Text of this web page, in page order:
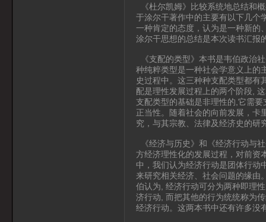
《杜尔凯姆》比较系统地总结和
于涂尔干著作中的主要有以下几个
一种肯定的态度，认为是一种新的
涂尔干思想的总结是本次读书汇报
《支配的类型》本书是韦伯政治
种纯粹类型是一种社会学意义上的
史过程中。这三种种支配类型都有
配是理性发展过程上的两个阶段,
支配类型的基础是非理性的,它需
正当性。随着社会的向前发展，卡
究，与其宗教、法律及经济史的研
《经济与历史》和《经济行动与
方经济理性化的发展过程，对前资
中，我们认为经济行动是团体行动
来研究相关经济、社会问题的缘由
伯认为, 经济行动可分为两种即理
济行动, 而把其他的行为统统称为
经济行动。这两本书中还有许多没